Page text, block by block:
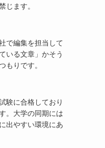
じます。
で編集を担当して
いる文章」かそう
もりです。
験に合格しており
。大学の同期には
出やすい環境にあ